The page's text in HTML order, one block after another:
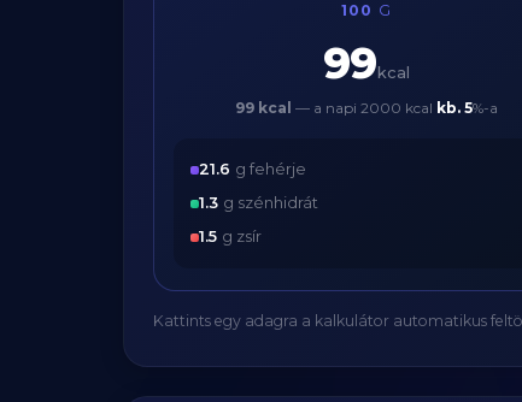
100 G
99 kcal
99 kcal — a napi 2000 kcal kb. 5%-a
21.6 g fehérje
1.3 g szénhidrát
1.5 g zsír
Kattints egy adagra a kalkulátor automatikus